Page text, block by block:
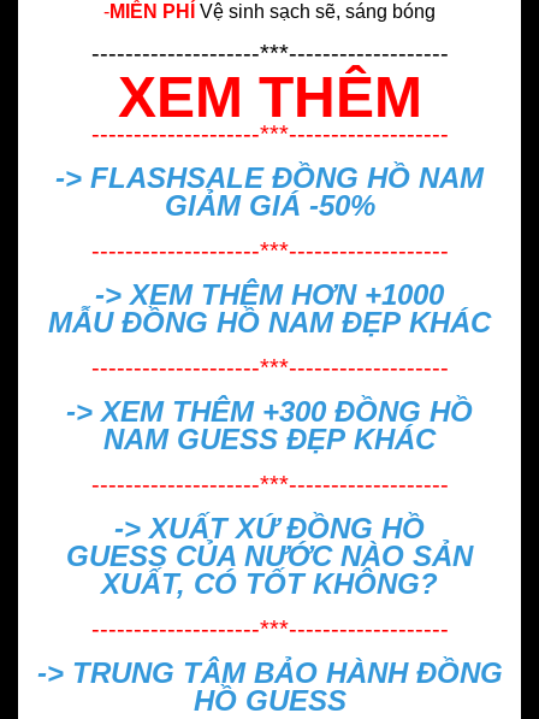
-MIỄN PHÍ Vệ sinh sạch sẽ, sáng bóng
--------------------***-------------------
XEM THÊM
--------------------***-------------------
-> FLASHSALE ĐỒNG HỒ NAM
GIẢM GIÁ -50%
--------------------***-------------------
-> XEM THÊM HƠN +1000
MẪU ĐỒNG HỒ NAM ĐẸP KHÁC
--------------------***-------------------
-> XEM THÊM +300 ĐỒNG HỒ
NAM GUESS ĐẸP KHÁC
--------------------***-------------------
->XUẤT XỨ ĐỒNG HỒ
GUESS CỦA NƯỚC NÀO SẢN
XUẤT, CÓ TỐT KHÔNG?
--------------------***-------------------
-> TRUNG TÂM BẢO HÀNH ĐỒNG
HỒ GUESS